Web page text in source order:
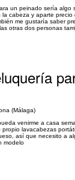
un peinado sería algo
cabeza y aparte precio
me gustaría saber
otras dos personas
(Málaga)
venirme a casa
lavacabezas
así que necesito a
modelo